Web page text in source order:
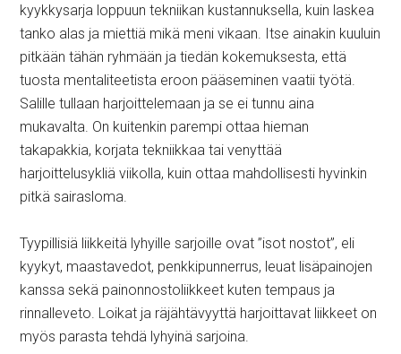
kyykkysarja loppuun tekniikan kustannuksella, kuin laskea
tanko alas ja miettiä mikä meni vikaan. Itse ainakin kuuluin
pitkään tähän ryhmään ja tiedän kokemuksesta, että
tuosta mentaliteetista eroon pääseminen vaatii työtä.
Salille tullaan harjoittelemaan ja se ei tunnu aina
mukavalta. On kuitenkin parempi ottaa hieman
takapakkia, korjata tekniikkaa tai venyttää
harjoittelusykliä viikolla, kuin ottaa mahdollisesti hyvinkin
pitkä sairasloma.
Tyypillisiä liikkeitä lyhyille sarjoille ovat ”isot nostot”, eli
kyykyt, maastavedot, penkkipunnerrus, leuat lisäpainojen
kanssa sekä painonnostoliikkeet kuten tempaus ja
rinnalleveto. Loikat ja räjähtävyyttä harjoittavat liikkeet on
myös parasta tehdä lyhyinä sarjoina.